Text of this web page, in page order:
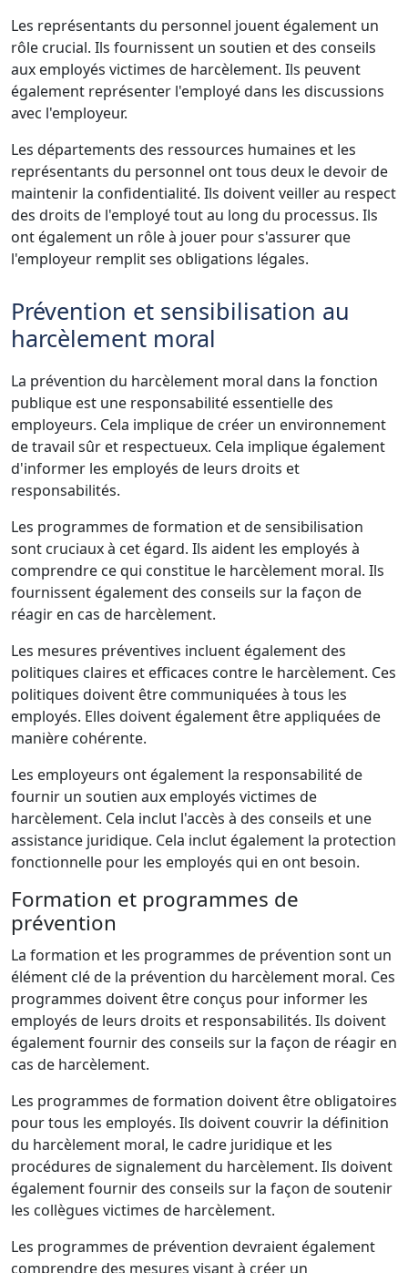
Les représentants du personnel jouent également un
rôle crucial. Ils fournissent un soutien et des conseils
aux employés victimes de harcèlement. Ils peuvent
également représenter l'employé dans les discussions
avec l'employeur.
Les départements des ressources humaines et les
représentants du personnel ont tous deux le devoir de
maintenir la confidentialité. Ils doivent veiller au respect
des droits de l'employé tout au long du processus. Ils
ont également un rôle à jouer pour s'assurer que
l'employeur remplit ses obligations légales.
Prévention et sensibilisation au
harcèlement moral
La prévention du harcèlement moral dans la fonction
publique est une responsabilité essentielle des
employeurs. Cela implique de créer un environnement
de travail sûr et respectueux. Cela implique également
d'informer les employés de leurs droits et
responsabilités.
Les programmes de formation et de sensibilisation
sont cruciaux à cet égard. Ils aident les employés à
comprendre ce qui constitue le harcèlement moral. Ils
fournissent également des conseils sur la façon de
réagir en cas de harcèlement.
Les mesures préventives incluent également des
politiques claires et efficaces contre le harcèlement. Ces
politiques doivent être communiquées à tous les
employés. Elles doivent également être appliquées de
manière cohérente.
Les employeurs ont également la responsabilité de
fournir un soutien aux employés victimes de
harcèlement. Cela inclut l'accès à des conseils et une
assistance juridique. Cela inclut également la protection
fonctionnelle pour les employés qui en ont besoin.
Formation et programmes de
prévention
La formation et les programmes de prévention sont un
élément clé de la prévention du harcèlement moral. Ces
programmes doivent être conçus pour informer les
employés de leurs droits et responsabilités. Ils doivent
également fournir des conseils sur la façon de réagir en
cas de harcèlement.
Les programmes de formation doivent être obligatoires
pour tous les employés. Ils doivent couvrir la définition
du harcèlement moral, le cadre juridique et les
procédures de signalement du harcèlement. Ils doivent
également fournir des conseils sur la façon de soutenir
les collègues victimes de harcèlement.
Les programmes de prévention devraient également
comprendre des mesures visant à créer un